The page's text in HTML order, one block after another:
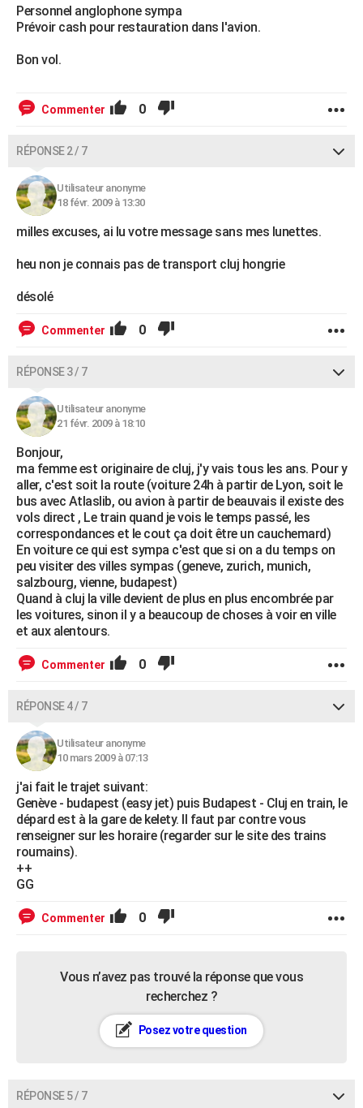
Personnel anglophone sympa
Prévoir cash pour restauration dans l'avion.
Bon vol.
Commenter 0
RÉPONSE 2 / 7
Utilisateur anonyme
18 févr. 2009 à 13:30
milles excuses, ai lu votre message sans mes lunettes.
heu non je connais pas de transport cluj hongrie
désolé
Commenter 0
RÉPONSE 3 / 7
Utilisateur anonyme
21 févr. 2009 à 18:10
Bonjour,
ma femme est originaire de cluj, j'y vais tous les ans. Pour y
aller, c'est soit la route (voiture 24h à partir de Lyon, soit le
bus avec Atlaslib, ou avion à partir de beauvais il existe des
vols direct , Le train quand je vois le temps passé, les
correspondances et le cout ça doit être un cauchemard)
En voiture ce qui est sympa c'est que si on a du temps on
peu visiter des villes sympas (geneve, zurich, munich,
salzbourg, vienne, budapest)
Quand à cluj la ville devient de plus en plus encombrée par
les voitures, sinon il y a beaucoup de choses à voir en ville
et aux alentours.
Commenter 0
RÉPONSE 4 / 7
Utilisateur anonyme
10 mars 2009 à 07:13
j'ai fait le trajet suivant:
Genève - budapest (easy jet) puis Budapest - Cluj en train, le
dépard est à la gare de kelety. Il faut par contre vous
renseigner sur les horaire (regarder sur le site des trains
roumains).
++
GG
Commenter 0
Vous n’avez pas trouvé la réponse que vous
recherchez ?
Posez votre question
RÉPONSE 5 / 7